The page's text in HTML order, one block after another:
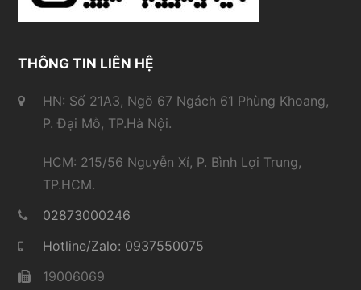
THÔNG TIN LIÊN HỆ
HN: Số 21A3, Ngõ 67 Ngách 61 Phùng Khoang,
P. Đại Mỗ, TP.Hà Nội.
HCM: 215/56 Nguyễn Xí, P. Bình Lợi Trung,
TP.HCM.
02873000246
Hotline/Zalo: 0937550075
19006069